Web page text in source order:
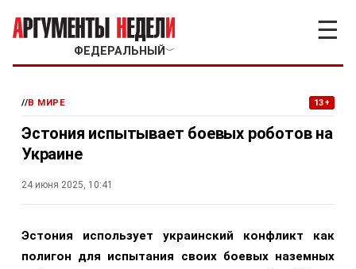
ФЕДЕРАЛЬНЫЙ ﹀
☰
//В МИРЕ 13+
Эстония испытывает боевых роботов на
Украине
24 июня 2025, 10:41
Эстония использует украинский конфликт как
полигон для испытания своих боевых наземных